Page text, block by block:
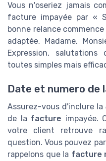
Vous n'oseriez jamais
facture impayée par «
bonne relance
adaptée. Madame,
Expression,
toutes simples mais
Date et numero de
Assurez-vous d'inclure la
de la facture impayée.
votre client retrouve
question. Vous pouvez
rappelons que la facture